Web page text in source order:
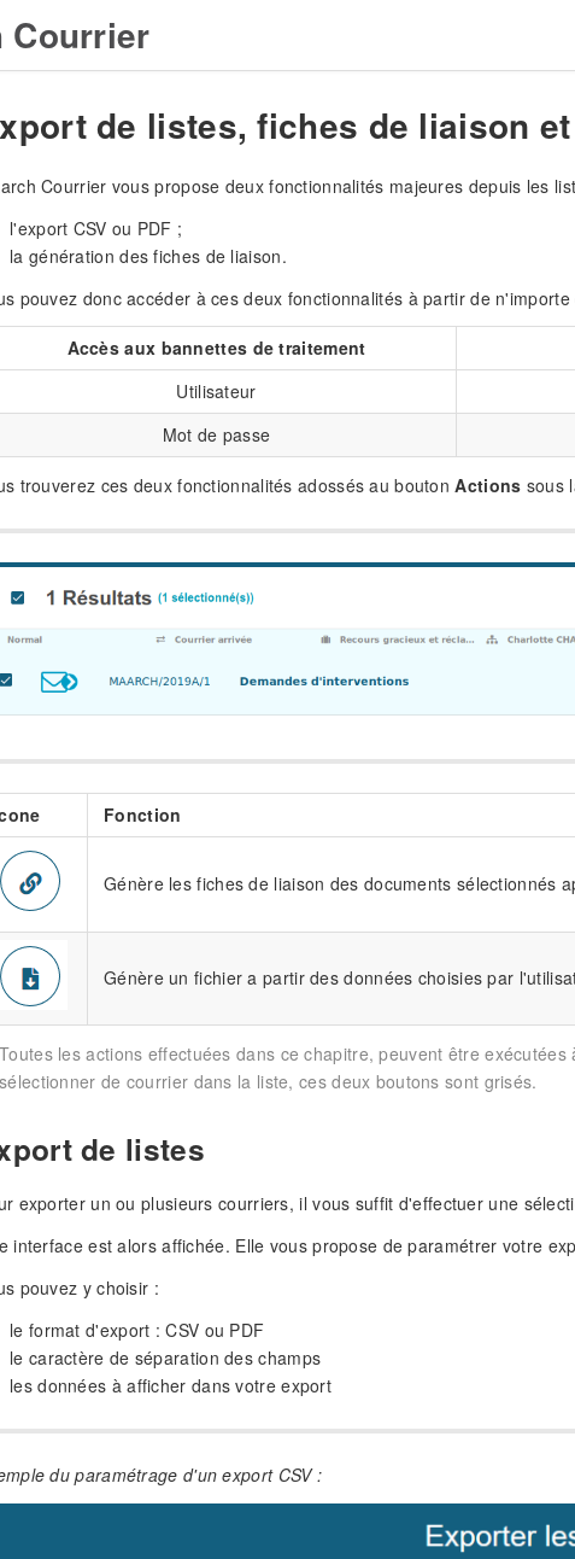
Courrier
de listes, fiches de liaison
Courrier vous propose deux fonctionnalités majeures depuis les
l'export CSV ou PDF ;
la génération des fiches de liaison.
pouvez donc accéder à ces deux fonctionnalités à partir de
Accès aux bannettes de traitement
Utilisateur
Mot de passe
trouverez ces deux fonctionnalités adossés au boutonActions sous
Fonction
Génère les fiches de liaison des documents sélectionnés
Génère un fichier a partir des données choisies par
Toutes les actions effectuées dans ce chapitre, peuvent être
sélectionner de courrier dans la liste, ces deux boutons sont grisés.
de listes
exporter un ou plusieurs courriers, il vous suffit d'effectuer une
interface est alors affichée. Elle vous propose de paramétrer votre
pouvez y choisir :
le format d'export : CSV ou PDF
le caractère de séparation des champs
les données à afficher dans votre export
du paramétrage d'un export CSV :